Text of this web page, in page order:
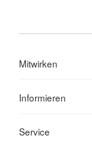
Mitwirken
Informieren
Service